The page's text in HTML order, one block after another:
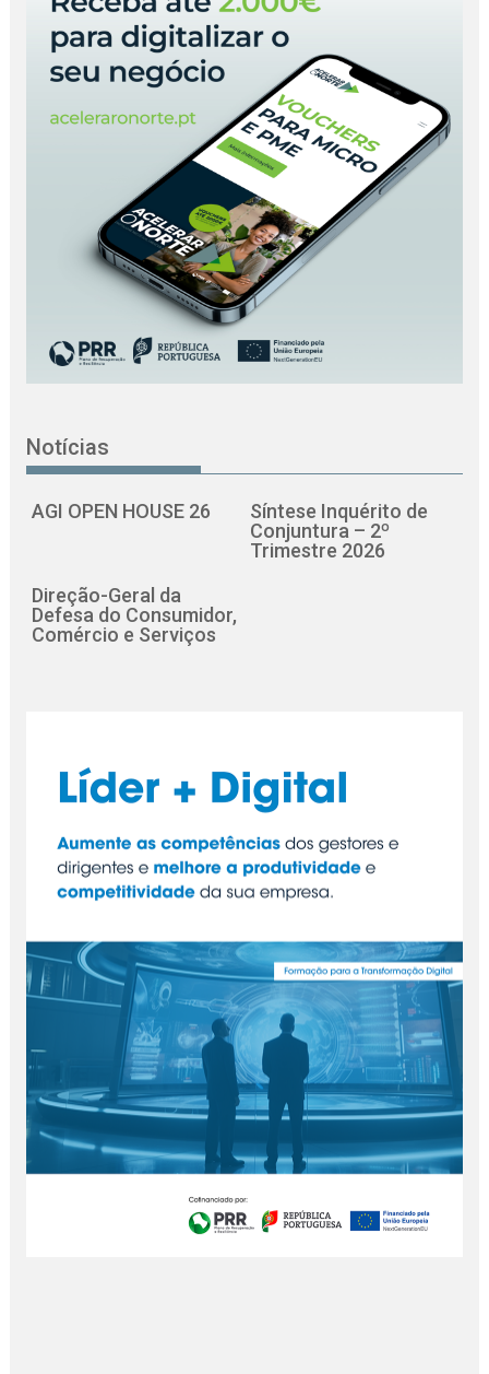
Notícias
AGI OPEN HOUSE 26
Síntese Inquérito de
Conjuntura – 2º
Trimestre 2026
Direção-Geral da
Defesa do Consumidor,
Comércio e Serviços